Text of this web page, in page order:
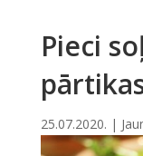
Pieci
25.07.2020. |